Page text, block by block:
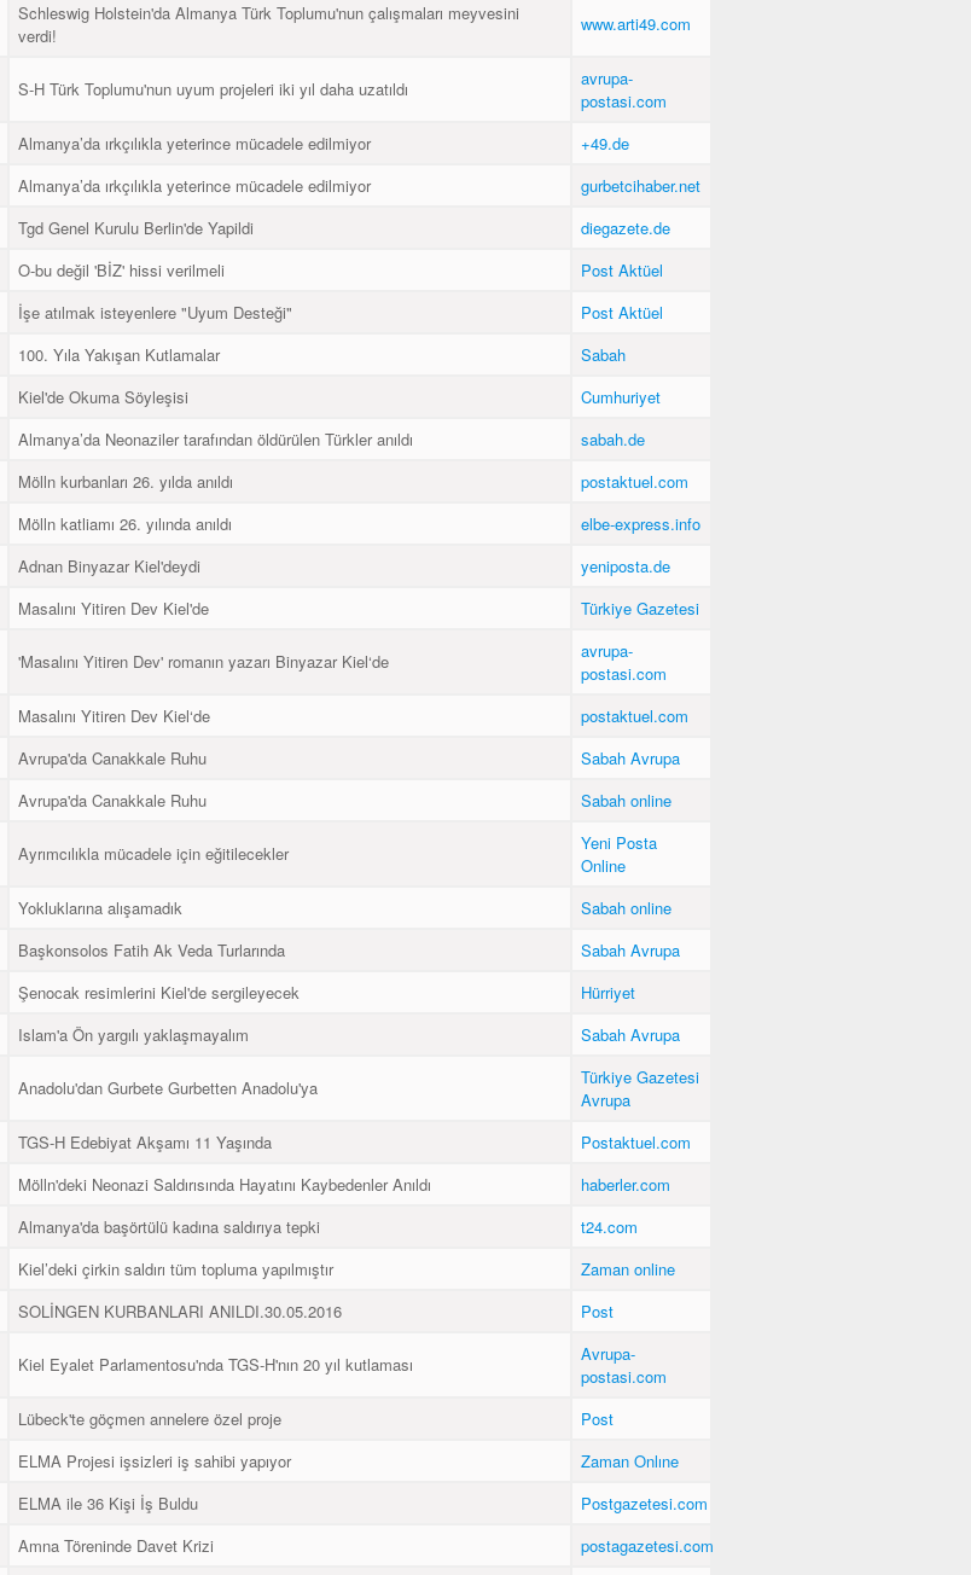
Schleswig Holstein'da Almanya Türk Toplumu'nun çalışmaları meyvesini
verdi!
www.arti49.com
S-H Türk Toplumu'nun uyum projeleri iki yıl daha uzatıldı
avrupa-
postasi.com
Almanya’da ırkçılıkla yeterince mücadele edilmiyor
+49.de
Almanya’da ırkçılıkla yeterince mücadele edilmiyor
gurbetcihaber.net
Tgd Genel Kurulu Berlin'de Yapildi
diegazete.de
O-bu değil 'BİZ' hissi verilmeli
Post Aktüel
İşe atılmak isteyenlere "Uyum Desteği"
Post Aktüel
100. Yıla Yakışan Kutlamalar
Sabah
Kiel'de Okuma Söyleşisi
Cumhuriyet
Almanya’da Neonaziler tarafından öldürülen Türkler anıldı
sabah.de
Mölln kurbanları 26. yılda anıldı
postaktuel.com
Mölln katliamı 26. yılında anıldı
elbe-express.info
Adnan Binyazar Kiel'deydi
yeniposta.de
Masalını Yitiren Dev Kiel'de Türkiye Gazetesi
'Masalını Yitiren Dev' romanın yazarı Binyazar Kiel‘de
avrupa-
postasi.com
Masalını Yitiren Dev Kiel‘de
postaktuel.com
Avrupa'da Canakkale Ruhu
Sabah Avrupa
Avrupa'da Canakkale Ruhu Sabah online
Ayrımcılıkla mücadele için eğitilecekler
Yeni Posta
Online
Yokluklarına alışamadık
Sabah online
Başkonsolos Fatih Ak Veda Turlarında
Sabah Avrupa
Şenocak resimlerini Kiel'de sergileyecek
Hürriyet
Islam'a Ön yargılı yaklaşmayalım Sabah Avrupa
Anadolu'dan Gurbete Gurbetten Anadolu'ya
Türkiye Gazetesi
Avrupa
TGS-H Edebiyat Akşamı 11 Yaşında
Postaktuel.com
Mölln'deki Neonazi Saldırısında Hayatını Kaybedenler Anıldı
haberler.com
Almanya'da başörtülü kadına saldırıya tepki
t24.com
Kiel’deki çirkin saldırı tüm topluma yapılmıştır
Zaman online
SOLİNGEN KURBANLARI ANILDI.30.05.2016 Post
Kiel Eyalet Parlamentosu'nda TGS-H'nın 20 yıl kutlaması
Avrupa-
postasi.com
Lübeck'te göçmen annelere özel proje
Post
ELMA Projesi işsizleri iş sahibi yapıyor
Zaman Onlıne
ELMA ile 36 Kişi İş Buldu
Postgazetesi.com
Amna Töreninde Davet Krizi
postagazetesi.com